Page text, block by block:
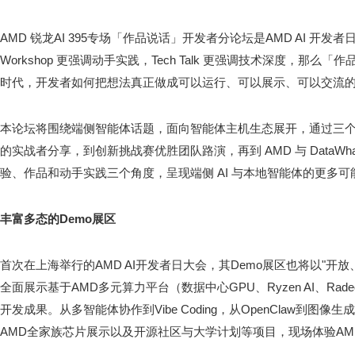
AMD 锐龙AI 395专场「作品说话」开发者分论坛是AMD AI 开发者
Workshop 更强调动手实践，Tech Talk 更强调技术深度，那么「作
时代，开发者如何把想法真正做成可以运行、可以展示、可以交流
本论坛将围绕端侧智能体话题，面向智能体主机生态展开，通过三
的实战者分享，到创新挑战赛优胜团队路演，再到 AMD 与
验、作品和动手实践三个角度，呈现端侧 AI 与本地智能体的更多可
丰富多态的Demo展区
首次在上海举行的AMD AI开发者日大会，其Demo展区也将以"开
全面展示基于AMD多元算力平台（数据中心GPU、Ryzen AI、
开发成果。从多智能体协作到Vibe Coding，从OpenClaw到图像生
AMD全家族芯片展示以及开源社区与大学计划等项目，现场体验